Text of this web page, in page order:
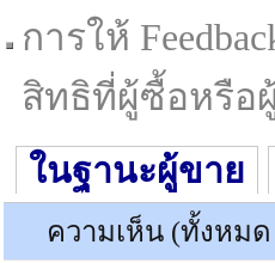
การให้
สิทธิที่ผู้ซื้อหรือ
ในฐานะผู้ขาย
ความเห็น (ทั้งหมด